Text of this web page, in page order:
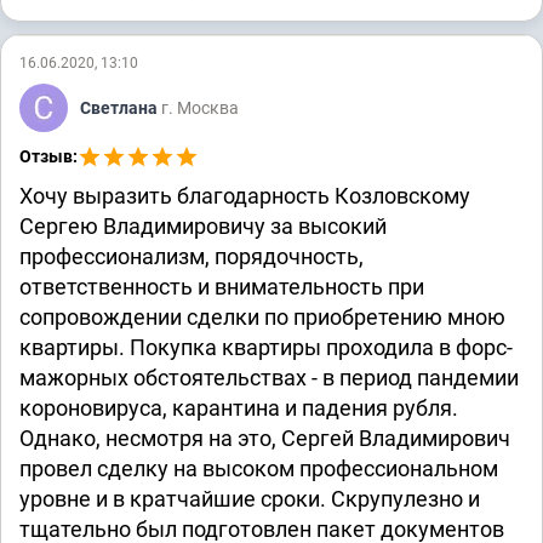
2-522/2021 ~ М-59/2021
2-842/2021 (2-5094/2020;) ~
М-4430/2020
2-179/2020 (2-1838/2019;) ~
М-1612/2019
2-2706/2018 ~ М-2438/2018
2-445/2023
2-4130/2022 ~ М-2389/2022
2-95/2022 (2-1312/2021;) ~
М-1094/2021
Наследство
2-1938/2023 ~ М-801/2023
2-1623/2021 ~ М-1200/2021
2-2491/2020 ~ М-1257/2020
2-473/2018
2-380/2017 (2-4482/2016;) ~
М-4105/2016
№ 2-1381/2015
Споры со страховыми компаниями
2-1419/2024 (2-6474/2023;) ~ М-4388/2023
16.06.2020, 13:10
Светлана г. Москва
Отзыв:
Хочу выразить благодарность Козловскому
Сергею Владимировичу за высокий
профессионализм, порядочность,
ответственность и внимательность при
сопровождении сделки по приобретению мною
квартиры. Покупка квартиры проходила в форс-
мажорных обстоятельствах - в период пандемии
короновируса, карантина и падения рубля.
Однако, несмотря на это, Сергей Владимирович
провел сделку на высоком профессиональном
уровне и в кратчайшие сроки. Скрупулезно и
тщательно был подготовлен пакет документов